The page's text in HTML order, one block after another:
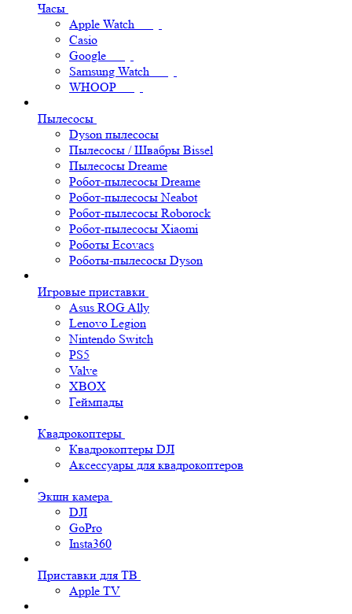
Часы
Apple Watch
Casio
Google
Samsung Watch
WHOOP
Пылесосы
Dyson пылесосы
Пылесосы / Швабры Bissel
Пылесосы Dreame
Робот-пылесосы Dreame
Робот-пылесосы Neabot
Робот-пылесосы Roborock
Робот-пылесосы Xiaomi
Роботы Ecovacs
Роботы-пылесосы Dyson
Игровые приставки
Asus ROG Ally
Lenovo Legion
Nintendo Switch
PS5
Valve
XBOX
Геймпады
Квадрокоптеры
Квадрокоптеры DJI
Аксессуары для квадрокоптеров
Экшн камера
DJI
GoPro
Insta360
Приставки для ТВ
Apple TV